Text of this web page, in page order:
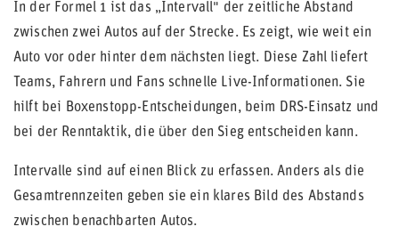
In der Formel 1 ist das „Intervall" der zeitliche Abstand
zwischen zwei Autos auf der Strecke. Es zeigt, wie weit ein
Auto vor oder hinter dem nächsten liegt. Diese Zahl liefert
Teams, Fahrern und Fans schnelle Live-Informationen. Sie
hilft bei Boxenstopp-Entscheidungen, beim DRS-Einsatz und
bei der Renntaktik, die über den Sieg entscheiden kann.
Intervalle sind auf einen Blick zu erfassen. Anders als die
Gesamtrennzeiten geben sie ein klares Bild des Abstands
zwischen benachbarten Autos.